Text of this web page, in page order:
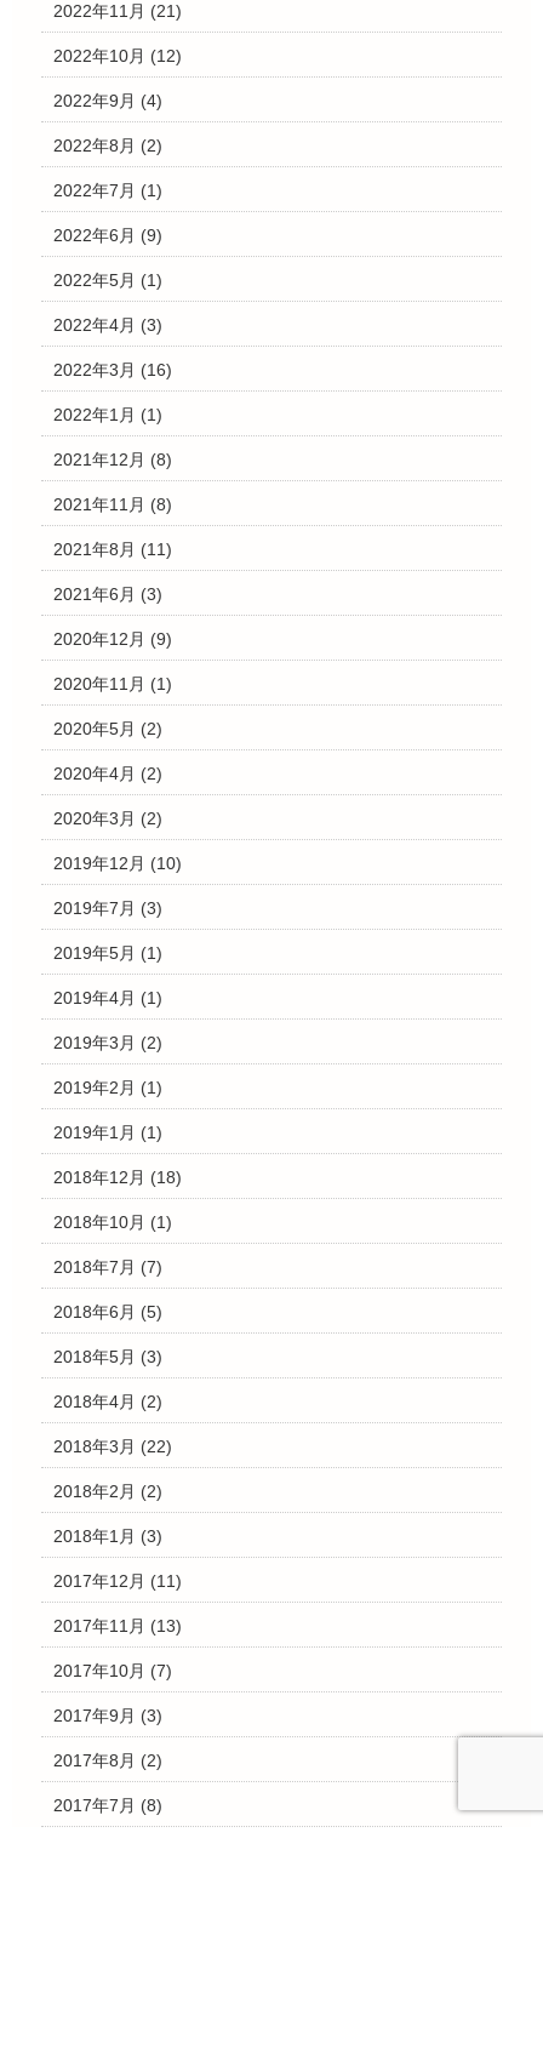
2022年11月 (21)
2022年10月 (12)
2022年9月 (4)
2022年8月 (2)
2022年7月 (1)
2022年6月 (9)
2022年5月 (1)
2022年4月 (3)
2022年3月 (16)
2022年1月 (1)
2021年12月 (8)
2021年11月 (8)
2021年8月 (11)
2021年6月 (3)
2020年12月 (9)
2020年11月 (1)
2020年5月 (2)
2020年4月 (2)
2020年3月 (2)
2019年12月 (10)
2019年7月 (3)
2019年5月 (1)
2019年4月 (1)
2019年3月 (2)
2019年2月 (1)
2019年1月 (1)
2018年12月 (18)
2018年10月 (1)
2018年7月 (7)
2018年6月 (5)
2018年5月 (3)
2018年4月 (2)
2018年3月 (22)
2018年2月 (2)
2018年1月 (3)
2017年12月 (11)
2017年11月 (13)
2017年10月 (7)
2017年9月 (3)
2017年8月 (2)
2017年7月 (8)